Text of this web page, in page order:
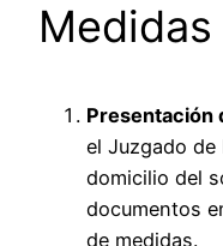
Medidas
Presentación
el Juzgado de
domicilio del
documentos
de medidas.